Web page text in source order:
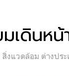
เดินห
Categories:
สิ่งแวดล้อม ต่างประ